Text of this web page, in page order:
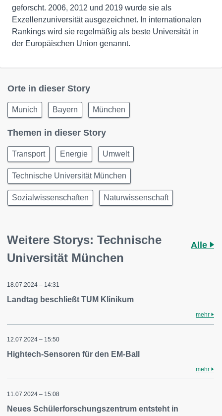
geforscht. 2006, 2012 und 2019 wurde sie als
Exzellenzuniversität ausgezeichnet. In internationalen
Rankings wird sie regelmäßig als beste Universität in
der Europäischen Union genannt.
Orte in dieser Story
Munich Bayern München
Themen in dieser Story
Transport Energie Umwelt
Technische Universität München
Sozialwissenschaften Naturwissenschaft
Weitere Storys: Technische
Universität München
Alle
18.07.2024 – 14:31
Landtag beschließt TUM Klinikum
mehr
12.07.2024 – 15:50
Hightech-Sensoren für den EM-Ball
mehr
11.07.2024 – 15:08
Neues Schülerforschungszentrum entsteht in